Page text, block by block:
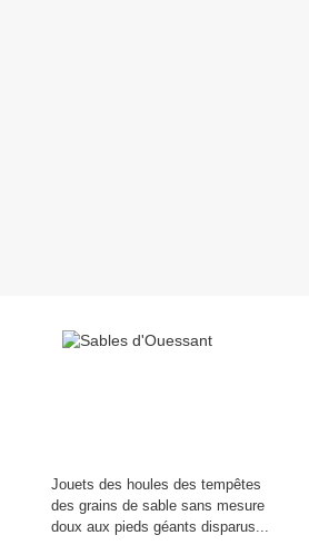
Jouets des houles des tempêtes
des grains de sable sans mesure
doux aux pieds géants disparus...